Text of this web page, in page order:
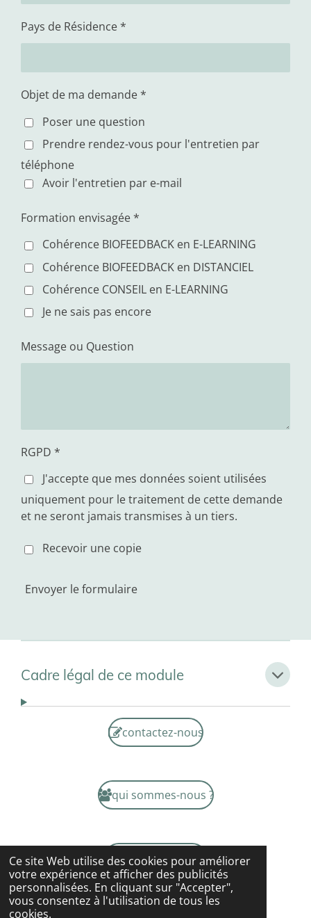
Ce site Web utilise des cookies pour améliorer
votre expérience et afficher des publicités
personnalisées. En cliquant sur "Accepter",
vous consentez à l'utilisation de tous les
cookies.
Pays de Résidence *
Objet de ma demande *
Poser une question
Prendre rendez-vous pour l'entretien par
téléphone
Avoir l'entretien par e-mail
Formation envisagée *
Cohérence BIOFEEDBACK en E-LEARNING
Cohérence BIOFEEDBACK en DISTANCIEL
Cohérence CONSEIL en E-LEARNING
Je ne sais pas encore
Message ou Question
RGPD *
J'accepte que mes données soient utilisées
uniquement pour le traitement de cette demande
et ne seront jamais transmises à un tiers.
Recevoir une copie
Envoyer le formulaire
Cadre légal de ce module
contactez-nous
qui sommes-nous ?
mentions légales